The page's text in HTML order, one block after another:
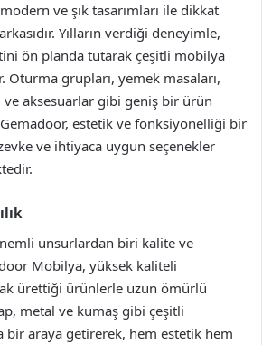
ve şık tasarımları ile dikkat
Yılların verdiği deneyimle,
ön planda tutarak çeşitli mobilya
Oturma grupları, yemek masaları,
ve aksesuarlar gibi geniş bir ürün
estetik ve fonksiyonelliği bir
ve ihtiyaca uygun seçenekler
unsurlardan biri kalite ve
Mobilya, yüksek kaliteli
ürettiği ürünlerle uzun ömürlü
metal ve kumaş gibi çeşitli
bir araya getirerek, hem estetik hem